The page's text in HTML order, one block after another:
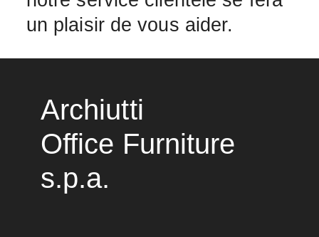
un plaisir de vous aider.
Archiutti
Office Furniture
s.p.a.